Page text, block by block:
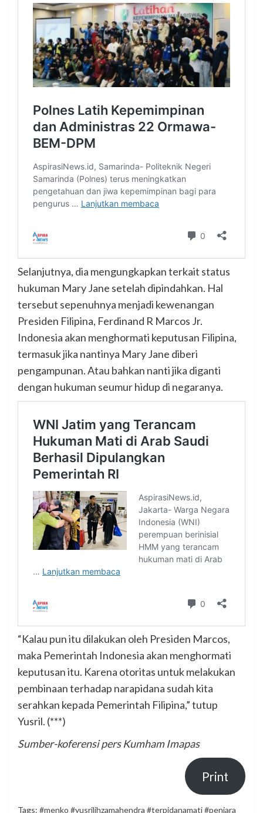
Selanjutnya, dia mengungkapkan terkait status
hukuman Mary Jane setelah dipindahkan. Hal
tersebut sepenuhnya menjadi kewenangan
Presiden Filipina, Ferdinand R Marcos Jr.
Indonesia akan menghormati keputusan Filipina,
termasuk jika nantinya Mary Jane diberi
pengampunan. Atau bahkan nanti jika diganti
dengan hukuman seumur hidup di negaranya.
“Kalau pun itu dilakukan oleh Presiden Marcos,
maka Pemerintah Indonesia akan menghormati
keputusan itu. Karena otoritas untuk melakukan
pembinaan terhadap narapidana sudah kita
serahkan kepada Pemerintah Filipina,” tutup
Yusril. (***)
Sumber-koferensi pers Kumham Imapas
Print
Tags: #menko #yusrilihzamahendra #terpidanamati #penjara